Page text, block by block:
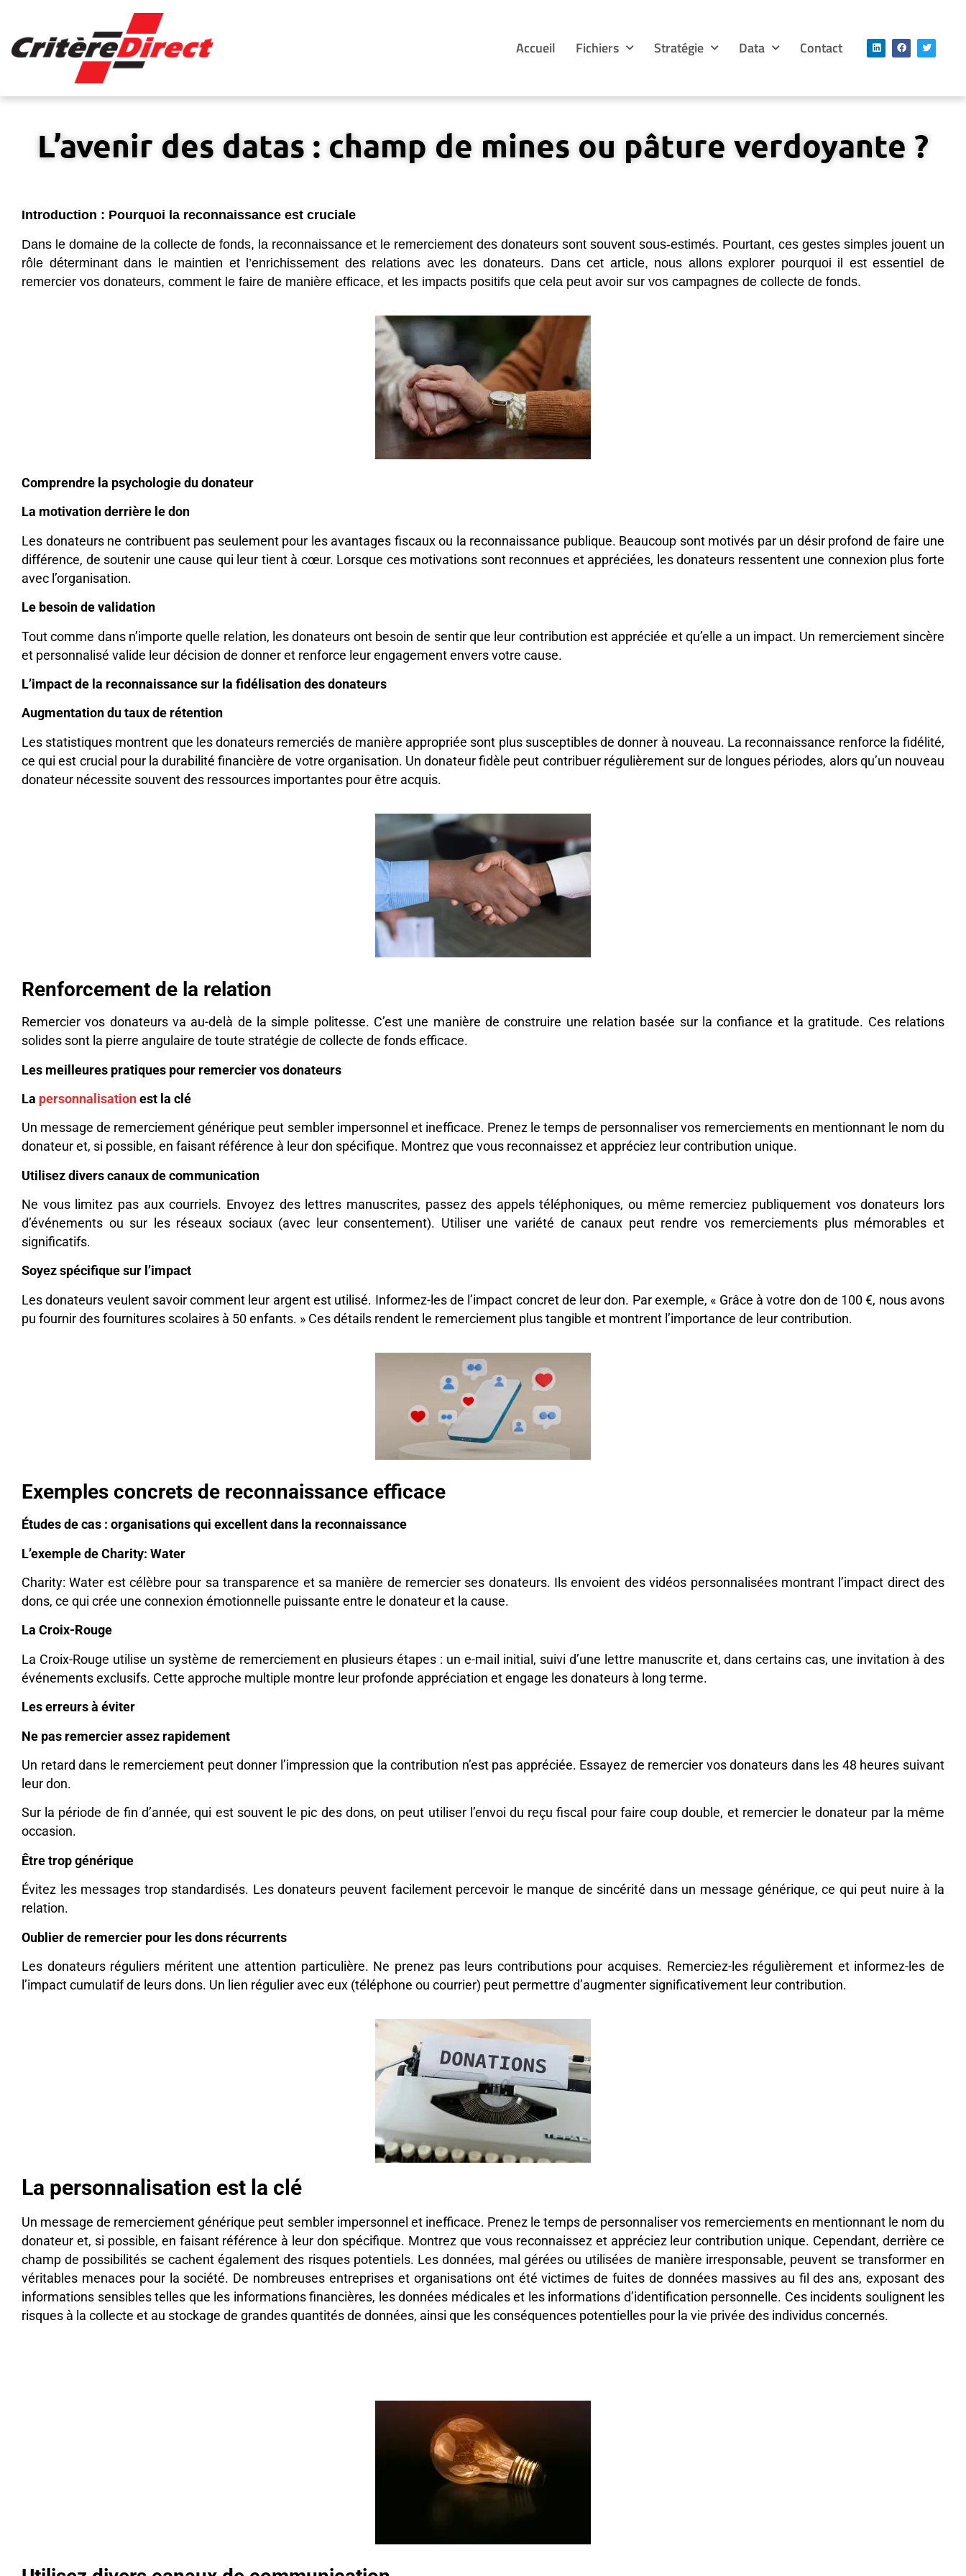
Accueil Fichiers Stratégie Data Contact
L’avenir des datas : champ de mines ou pâture verdoyante ?
Introduction : Pourquoi la reconnaissance est cruciale
Dans le domaine de la collecte de fonds, la reconnaissance et le remerciement des donateurs sont souvent sous-estimés. Pourtant, ces gestes simples jouent un
rôle déterminant dans le maintien et l’enrichissement des relations avec les donateurs. Dans cet article, nous allons explorer pourquoi il est essentiel de
remercier vos donateurs, comment le faire de manière efficace, et les impacts positifs que cela peut avoir sur vos campagnes de collecte de fonds.
Comprendre la psychologie du donateur
La motivation derrière le don
Les donateurs ne contribuent pas seulement pour les avantages fiscaux ou la reconnaissance publique. Beaucoup sont motivés par un désir profond de faire une
différence, de soutenir une cause qui leur tient à cœur. Lorsque ces motivations sont reconnues et appréciées, les donateurs ressentent une connexion plus forte
avec l’organisation.
Le besoin de validation
Tout comme dans n’importe quelle relation, les donateurs ont besoin de sentir que leur contribution est appréciée et qu’elle a un impact. Un remerciement sincère
et personnalisé valide leur décision de donner et renforce leur engagement envers votre cause.
L’impact de la reconnaissance sur la fidélisation des donateurs
Augmentation du taux de rétention
Les statistiques montrent que les donateurs remerciés de manière appropriée sont plus susceptibles de donner à nouveau. La reconnaissance renforce la fidélité,
ce qui est crucial pour la durabilité financière de votre organisation. Un donateur fidèle peut contribuer régulièrement sur de longues périodes, alors qu’un nouveau
donateur nécessite souvent des ressources importantes pour être acquis.
Renforcement de la relation
Remercier vos donateurs va au-delà de la simple politesse. C’est une manière de construire une relation basée sur la confiance et la gratitude. Ces relations
solides sont la pierre angulaire de toute stratégie de collecte de fonds efficace.
Les meilleures pratiques pour remercier vos donateurs
La personnalisation est la clé
Un message de remerciement générique peut sembler impersonnel et inefficace. Prenez le temps de personnaliser vos remerciements en mentionnant le nom du
donateur et, si possible, en faisant référence à leur don spécifique. Montrez que vous reconnaissez et appréciez leur contribution unique.
Utilisez divers canaux de communication
Ne vous limitez pas aux courriels. Envoyez des lettres manuscrites, passez des appels téléphoniques, ou même remerciez publiquement vos donateurs lors
d’événements ou sur les réseaux sociaux (avec leur consentement). Utiliser une variété de canaux peut rendre vos remerciements plus mémorables et
significatifs.
Soyez spécifique sur l’impact
Les donateurs veulent savoir comment leur argent est utilisé. Informez-les de l’impact concret de leur don. Par exemple, « Grâce à votre don de 100 €, nous avons
pu fournir des fournitures scolaires à 50 enfants. » Ces détails rendent le remerciement plus tangible et montrent l’importance de leur contribution.
Exemples concrets de reconnaissance efficace
Études de cas : organisations qui excellent dans la reconnaissance
L’exemple de Charity: Water
Charity: Water est célèbre pour sa transparence et sa manière de remercier ses donateurs. Ils envoient des vidéos personnalisées montrant l’impact direct des
dons, ce qui crée une connexion émotionnelle puissante entre le donateur et la cause.
La Croix-Rouge
La Croix-Rouge utilise un système de remerciement en plusieurs étapes : un e-mail initial, suivi d’une lettre manuscrite et, dans certains cas, une invitation à des
événements exclusifs. Cette approche multiple montre leur profonde appréciation et engage les donateurs à long terme.
Les erreurs à éviter
Ne pas remercier assez rapidement
Un retard dans le remerciement peut donner l’impression que la contribution n’est pas appréciée. Essayez de remercier vos donateurs dans les 48 heures suivant
leur don.
Sur la période de fin d’année, qui est souvent le pic des dons, on peut utiliser l’envoi du reçu fiscal pour faire coup double, et remercier le donateur par la même
occasion.
Être trop générique
Évitez les messages trop standardisés. Les donateurs peuvent facilement percevoir le manque de sincérité dans un message générique, ce qui peut nuire à la
relation.
Oublier de remercier pour les dons récurrents
Les donateurs réguliers méritent une attention particulière. Ne prenez pas leurs contributions pour acquises. Remerciez-les régulièrement et informez-les de
l’impact cumulatif de leurs dons. Un lien régulier avec eux (téléphone ou courrier) peut permettre d’augmenter significativement leur contribution.
La personnalisation est la clé
Un message de remerciement générique peut sembler impersonnel et inefficace. Prenez le temps de personnaliser vos remerciements en mentionnant le nom du
donateur et, si possible, en faisant référence à leur don spécifique. Montrez que vous reconnaissez et appréciez leur contribution unique. Cependant, derrière ce
champ de possibilités se cachent également des risques potentiels. Les données, mal gérées ou utilisées de manière irresponsable, peuvent se transformer en
véritables menaces pour la société. De nombreuses entreprises et organisations ont été victimes de fuites de données massives au fil des ans, exposant des
informations sensibles telles que les informations financières, les données médicales et les informations d’identification personnelle. Ces incidents soulignent les
risques à la collecte et au stockage de grandes quantités de données, ainsi que les conséquences potentielles pour la vie privée des individus concernés.
Panneau de gestion des cookies